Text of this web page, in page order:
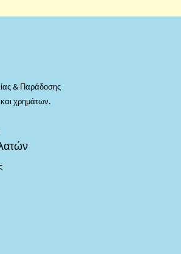
& Παράδοσης
χρημάτων.